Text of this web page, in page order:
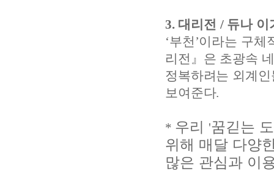
3. 대리전 / 듀나
‘부천 ’이라는 구체
리전 』 은 초광속
정복하려는 외계
보여준다.
* 우리 '꿈긷는
위해 매달 다양
많은 관심과 이